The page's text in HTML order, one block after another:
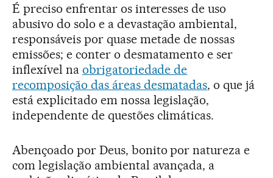
É preciso enfrentar os interesses de uso
abusivo do solo e a devastação ambiental,
responsáveis por quase metade de nossas
emissões; e conter o desmatamento e ser
inflexível na obrigatoriedade de
recomposição das áreas desmatadas, o que já
está explicitado em nossa legislação,
independente de questões climáticas.
Abençoado por Deus, bonito por natureza e
com legislação ambiental avançada, a